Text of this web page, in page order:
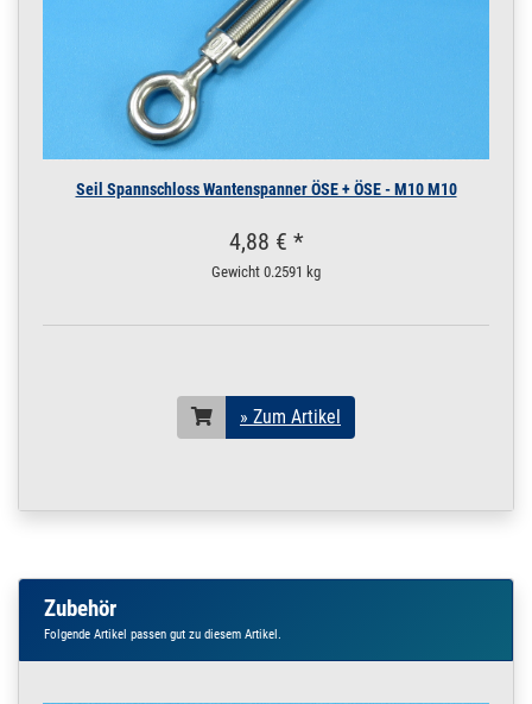
Seil Spannschloss Wantenspanner ÖSE + ÖSE - M10 M10
4,88 € *
Gewicht 0.2591 kg
» Zum Artikel
Zubehör
Folgende Artikel passen gut zu diesem Artikel.